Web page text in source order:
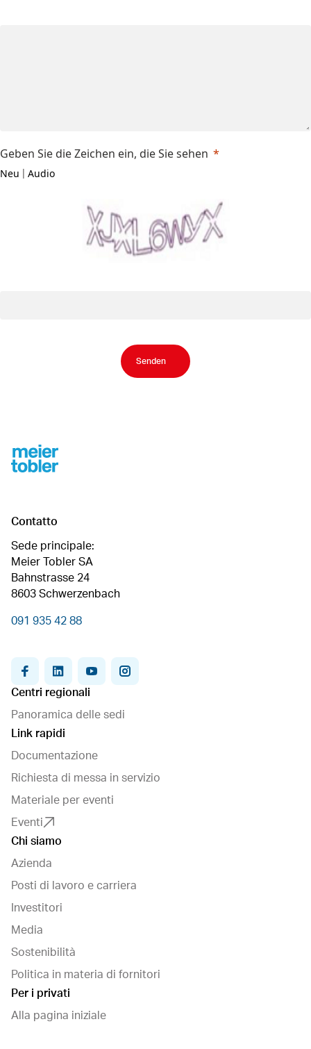
Geben Sie die Zeichen ein, die Sie sehen
Neu Audio
Senden
Footer
Contatto
Sede principale:
Meier Tobler SA
Bahnstrasse 24
8603 Schwerzenbach
091 935 42 88
facebooklinkedin youtubeinstagram
Centri regionali
Panoramica delle sedi
Link rapidi
Documentazione
Richiesta di messa in servizio
Materiale per eventi
Eventi
Chi siamo
Azienda
Posti di lavoro e carriera
Investitori
Media
Sostenibilità
Politica in materia di fornitori
Per i privati
Alla pagina iniziale